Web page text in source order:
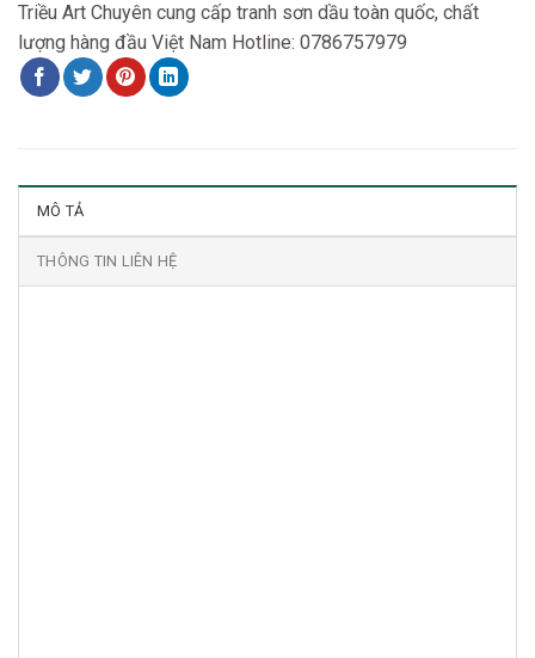
Triều Art Chuyên cung cấp tranh sơn dầu toàn quốc, chất
lượng hàng đầu Việt Nam Hotline: 0786757979
MÔ TẢ
THÔNG TIN LIÊN HỆ